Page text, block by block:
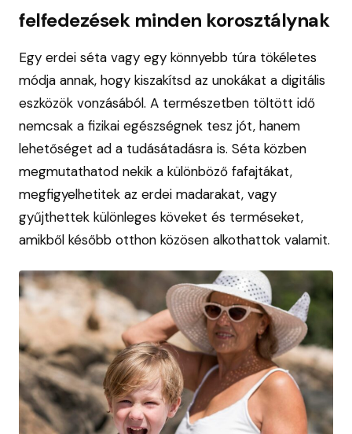
felfedezések minden korosztálynak
Egy erdei séta vagy egy könnyebb túra tökéletes
módja annak, hogy kiszakítsd az unokákat a digitális
eszközök vonzásából. A természetben töltött idő
nemcsak a fizikai egészségnek tesz jót, hanem
lehetőséget ad a tudásátadásra is. Séta közben
megmutathatod nekik a különböző fafajtákat,
megfigyelhetitek az erdei madarakat, vagy
gyűjthettek különleges köveket és terméseket,
amikből később otthon közösen alkothattok valamit.